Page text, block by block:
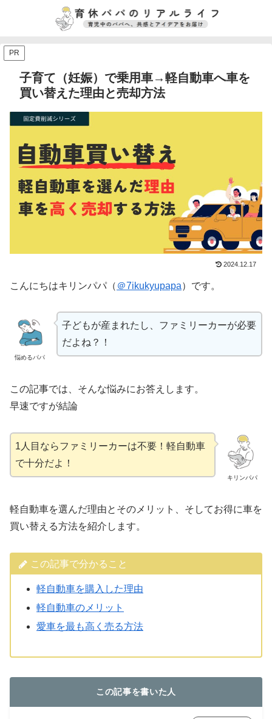
PR
子育て（妊娠）で乗用車→軽自動車へ車を
買い替えた理由と売却方法
2024.12.17
こんにちはキリンパパ（ ＠7ikukyupapa）です。
悩めるパパ
子どもが産まれたし、ファミリーカーが必要
だよね？！
この記事では、そんな悩みにお答えします。
早速ですが結論
キリンパパ
1人目ならファミリーカーは不要！軽自動車
で十分だよ！
軽自動車を選んだ理由とそのメリット、そしてお得に車を
買い替える方法を紹介します。
この記事で分かること
軽自動車を購入した理由
軽自動車のメリット
愛車を最も高く売る方法
この記事を書いた人